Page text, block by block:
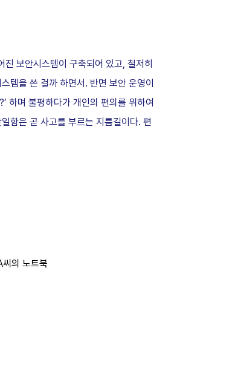
보안시스템이 구축되어 있고, 철저히
템을 쓴 걸까 하면서. 반면 보안 운영이
하며 불평하다가 개인의 편의를 위하여
함은 곧 사고를 부르는 지름길이다. 편
의 노트북